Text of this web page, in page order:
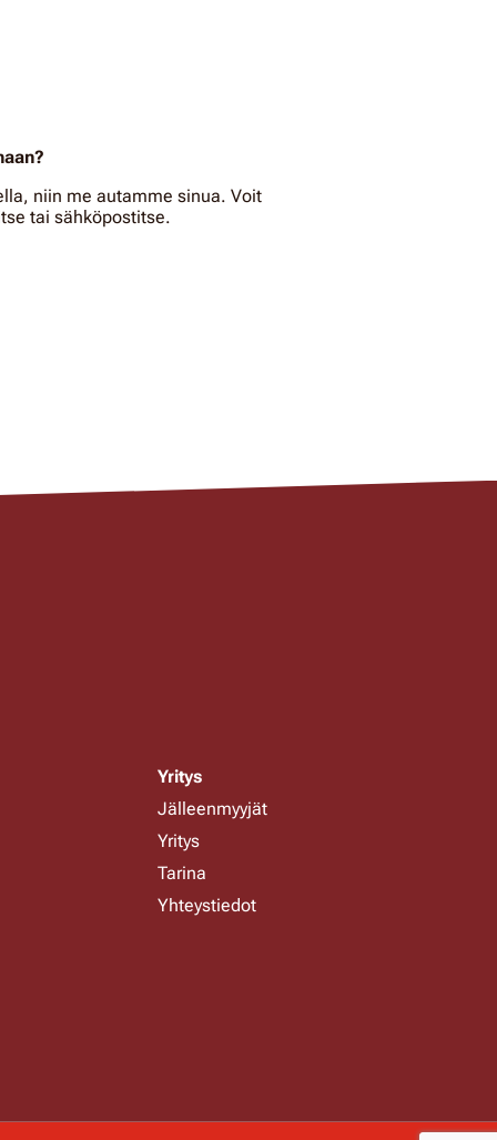
niin me autamme sinua. Voit
tai sähköpostitse.
Yritys
Jälleenmyyjät
Yritys
Tarina
Yhteystiedot